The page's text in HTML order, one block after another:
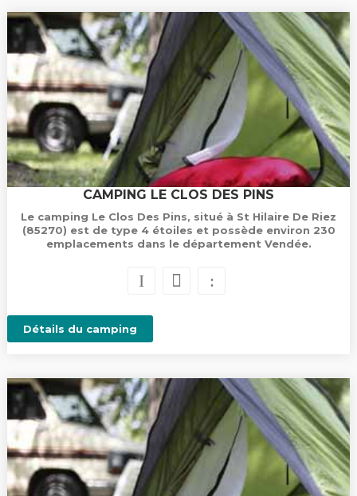
CAMPING LE CLOS DES PINS
Le camping Le Clos Des Pins, situé à St Hilaire De Riez
(85270) est de type 4 étoiles et possède environ 230
emplacements dans le département Vendée.
Détails du camping